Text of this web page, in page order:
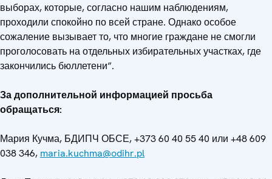
выборах, которые, согласно нашим наблюдениям,
проходили спокойно по всей стране. Однако особое
сожаление вызывает то, что многие граждане не смогли
проголосовать на отдельных избирательных участках, где
закончились бюллетени”.
За дополнительной информацией просьба
обращаться:
Мария Кучма, БДИПЧ ОБСЕ, +373 60 40 55 40 или +48 609
038 346, maria.kuchma@odihr.pl